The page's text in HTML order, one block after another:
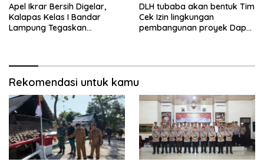
Apel Ikrar Bersih Digelar,
Kalapas Kelas I Bandar
Lampung Tegaskan
DLH tubaba akan bentuk Tim
Cek Izin lingkungan
pembangunan proyek Dapur
Rekomendasi untuk kamu